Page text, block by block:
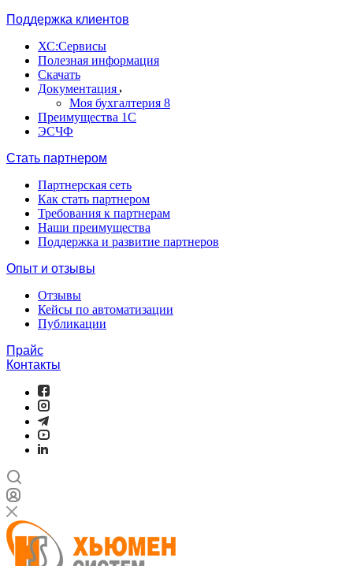
Поддержка клиентов
ХС:Сервисы
Полезная информация
Скачать
Документация
Моя бухгалтерия 8
Преимущества 1С
ЭСЧФ
Стать партнером
Партнерская сеть
Как стать партнером
Требования к партнерам
Наши преимущества
Поддержка и развитие партнеров
Опыт и отзывы
Отзывы
Кейсы по автоматизации
Публикации
Прайс
Контакты